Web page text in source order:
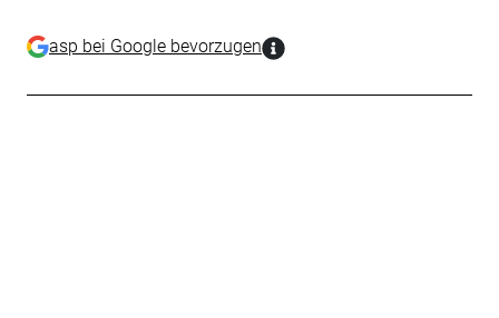
asp bei Google bevorzugen